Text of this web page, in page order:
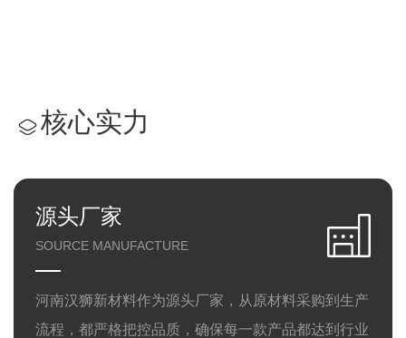
核心实力
源头厂家
SOURCE MANUFACTURE
河南汉狮新材料作为源头厂家，从原材料采购到生产
流程，都严格把控品质，确保每一款产品都达到行业